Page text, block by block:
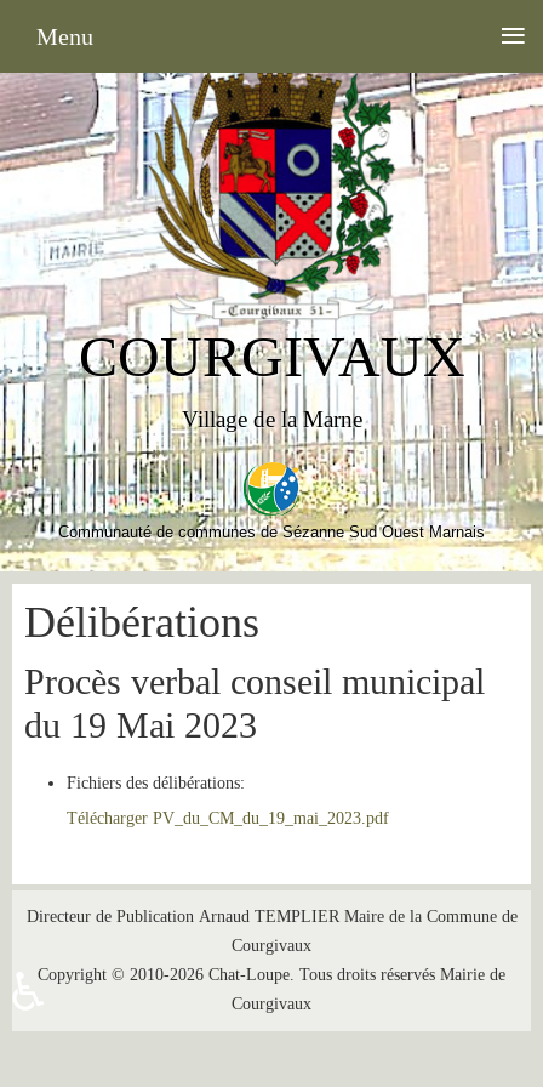
COURGIVAUX
Village de la Marne
Communauté de communes de Sézanne Sud Ouest Marnais
Délibérations
Procès verbal conseil municipal
du 19 Mai 2023
Fichiers des délibérations:
Télécharger PV_du_CM_du_19_mai_2023.pdf
Directeur de Publication Arnaud TEMPLIER Maire de la Commune de
Courgivaux
Copyright © 2010-2026 Chat-Loupe. Tous droits réservés Mairie de
Courgivaux
Menu ≡